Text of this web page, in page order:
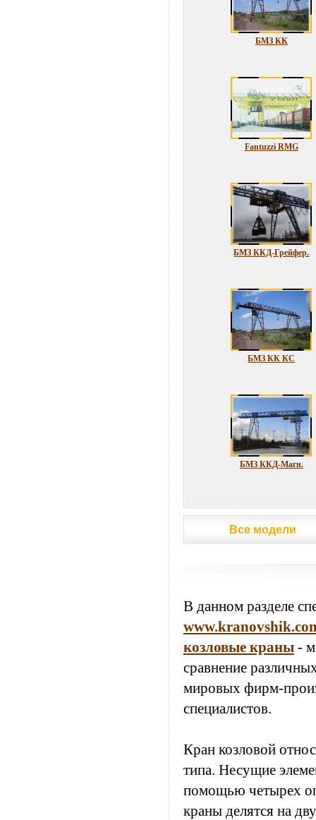
БМЗ КК
Fantuzzi RMG
БМЗ ККД-Грейфер.
БМЗ КК КС
БМЗ ККД-Магн.
В данном разделе
козловые краны -
сравнение
мировых фирм-
специалистов.
Кран козловой
типа. Несущие
помощью четырех
краны делятся на